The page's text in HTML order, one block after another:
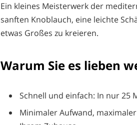
Ein kleines Meisterwerk der
sanften Knoblauch, eine leichte
etwas Großes zu kreieren.
Warum Sie es lieben
Schnell und einfach: In nur 25
Minimaler Aufwand,